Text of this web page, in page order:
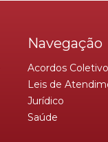
Navegação
Acordos
Leis de
Jurídico
Saúde